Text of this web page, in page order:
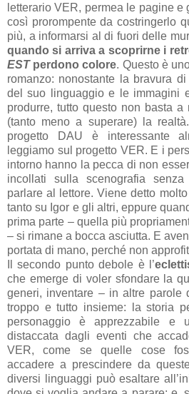
letterario VER, permea le pagine
così prorompente da costringerlo
più, a informarsi al di fuori delle
quando si arriva a scoprirne i
ESTperdono colore. Questo è
romanzo: nonostante la bravura
del suo linguaggio e le immagini
produrre, tutto questo non basta
(tanto meno a superare) la
progetto DAU è interessante
leggiamo sul progetto VER. E i
intorno hanno la pecca di non
incollati sulla scenografia
parlare al lettore. Viene detto
tanto su Igor e gli altri, eppure
prima parte – quella più
– si rimane a bocca asciutta. E
portata di mano, perché non
Il secondo punto debole è l’
che emerge di voler sfondare la
generi, inventare – in altre parole
troppo e tutto insieme: la storia
personaggio è apprezzabile e
distaccata dagli eventi che
VER, come se quelle cose
accadere a prescindere da
diversi linguaggi può esaltare